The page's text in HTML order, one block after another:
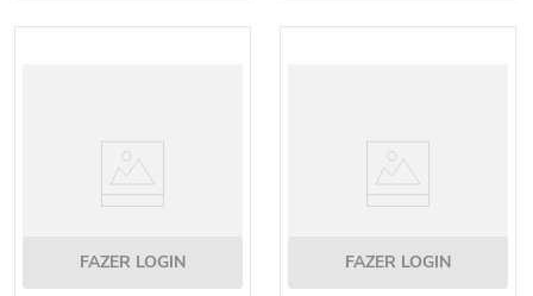
FAZER LOGIN FAZER LOGIN